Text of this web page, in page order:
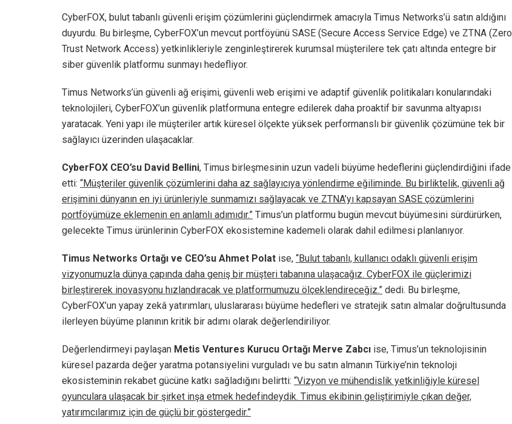
CyberFOX, bulut tabanlı güvenli erişim çözümlerini güçlendirmek amacıyla Timus Networks’ü satın aldığını
duyurdu. Bu birleşme, CyberFOX’un mevcut portföyünü SASE (Secure Access Service Edge) ve ZTNA (Zero
Trust Network Access) yetkinlikleriyle zenginleştirerek kurumsal müşterilere tek çatı altında entegre bir
siber güvenlik platformu sunmayı hedefliyor.
Timus Networks’ün güvenli ağ erişimi, güvenli web erişimi ve adaptif güvenlik politikaları konularındaki
teknolojileri, CyberFOX’un güvenlik platformuna entegre edilerek daha proaktif bir savunma altyapısı
yaratacak. Yeni yapı ile müşteriler artık küresel ölçekte yüksek performanslı bir güvenlik çözümüne tek bir
sağlayıcı üzerinden ulaşacaklar.
CyberFOX CEO’su David Bellini, Timus birleşmesinin uzun vadeli büyüme hedeflerini güçlendirdiğini ifade
etti: “Müşteriler güvenlik çözümlerini daha az sağlayıcıya yönlendirme eğiliminde. Bu birliktelik, güvenli ağ
erişimini dünyanın en iyi ürünleriyle sunmamızı sağlayacak ve ZTNA’yı kapsayan SASE çözümlerini
portföyümüze eklemenin en anlamlı adımıdır.” Timus’un platformu bugün mevcut büyümesini sürdürürken,
gelecekte Timus ürünlerinin CyberFOX ekosistemine kademeli olarak dahil edilmesi planlanıyor.
Timus Networks Ortağı ve CEO’su Ahmet Polat ise, “Bulut tabanlı, kullanıcı odaklı güvenli erişim
vizyonumuzla dünya çapında daha geniş bir müşteri tabanına ulaşacağız. CyberFOX ile güçlerimizi
birleştirerek inovasyonu hızlandıracak ve platformumuzu ölçeklendireceğiz.” dedi. Bu birleşme,
CyberFOX’un yapay zekâ yatırımları, uluslararası büyüme hedefleri ve stratejik satın almalar doğrultusunda
ilerleyen büyüme planının kritik bir adımı olarak değerlendiriliyor.
Değerlendirmeyi paylaşan Metis Ventures Kurucu Ortağı Merve Zabcı ise, Timus’un teknolojisinin
küresel pazarda değer yaratma potansiyelini vurguladı ve bu satın almanın Türkiye’nin teknoloji
ekosisteminin rekabet gücüne katkı sağladığını belirtti: “Vizyon ve mühendislik yetkinliğiyle küresel
oyunculara ulaşacak bir şirket inşa etmek hedefindeydik. Timus ekibinin geliştirimiyle çıkan değer,
yatırımcılarımız için de güçlü bir göstergedir.”